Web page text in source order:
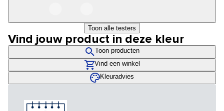
Toon alle testers
Vind jouw product in deze kleur
Toon producten
Vind een winkel
Kleuradvies